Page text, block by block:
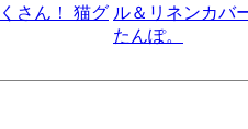
さん！ 猫グ ル＆リネンカバ
たんぽ。